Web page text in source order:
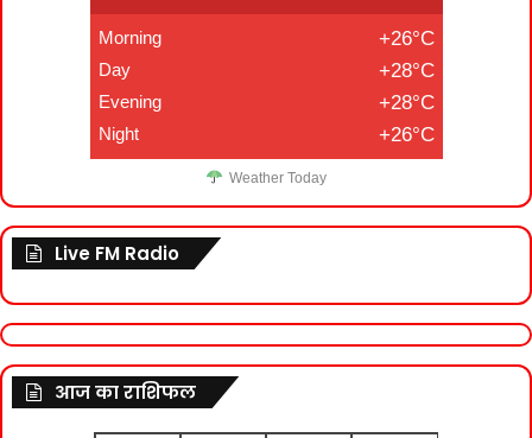
Morning +26°C
Day +28°C
Evening +28°C
Night +26°C
Weather Today
Live FM Radio
आज का राशिफल